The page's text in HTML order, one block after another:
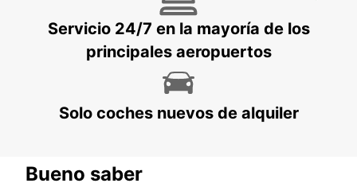
BUCHS - SWITZERLAND
Servicio 24/7 en la mayoría de los
principales aeropuertos
Solo coches nuevos de alquiler
Bueno saber